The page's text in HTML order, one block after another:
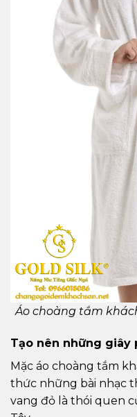
Áo choàng tắm
Tạo nên những
Mặc áo choàng tắm
thức những bài nhạc
vang đỏ là thói quen